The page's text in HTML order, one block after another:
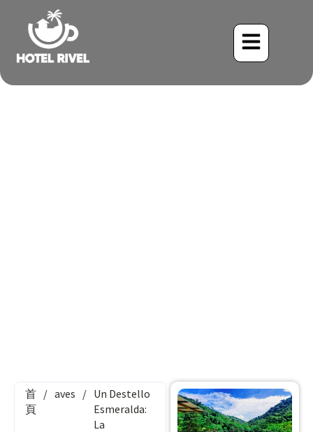
首
頁
/ aves / Un Destello
Esmeralda:
La